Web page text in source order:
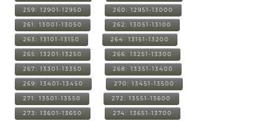
259: 12901-12950 260: 12951-13000
261: 13001-13050 262: 13051-13100
263: 13101-13150 264: 13151-13200
265: 13201-13250 266: 13251-13300
267: 13301-13350 268: 13351-13400
269: 13401-13450 270: 13451-13500
271: 13501-13550 272: 13551-13600
273: 13601-13650 274: 13651-13700